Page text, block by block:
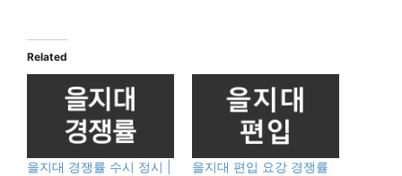
Related
을지대 경쟁률 수시 정시 |
을지대 편입 요강 경쟁률